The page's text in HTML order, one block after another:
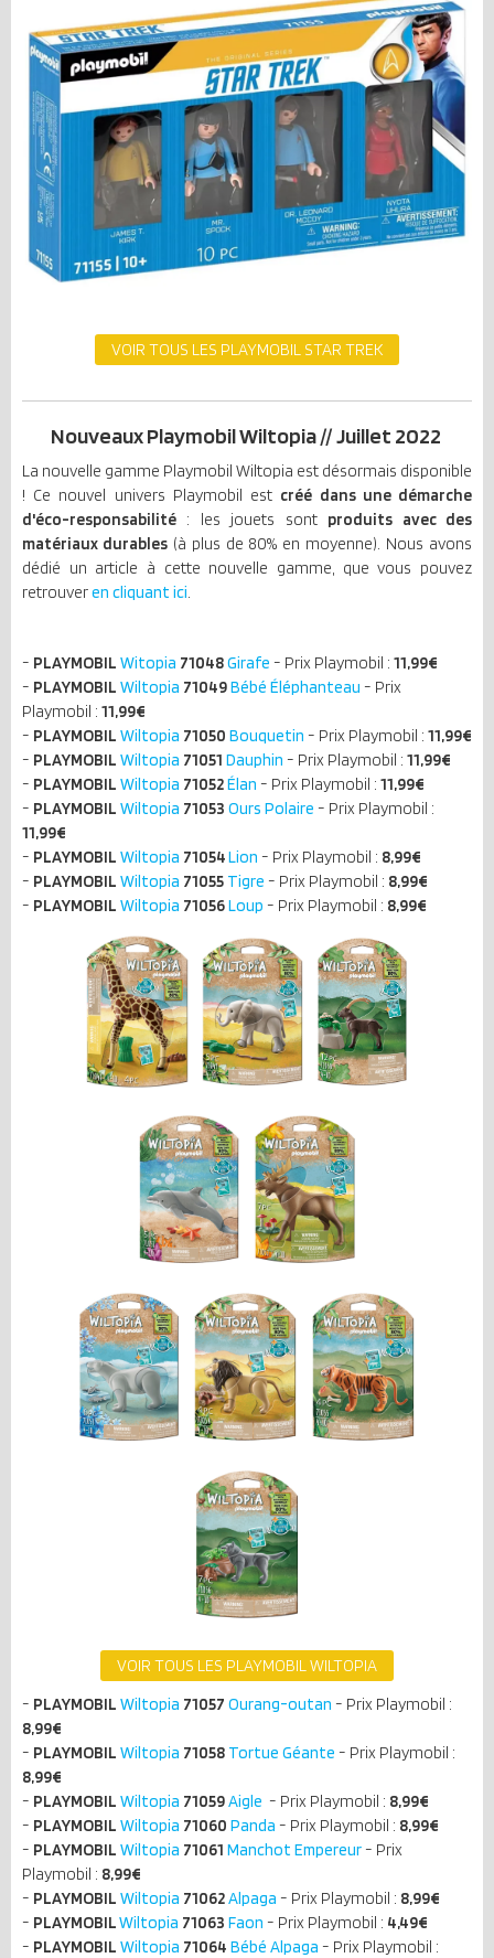
VOIR TOUS LES PLAYMOBIL STAR TREK
Nouveaux Playmobil Wiltopia // Juillet 2022
La nouvelle gamme Playmobil Wiltopia est désormais disponible
! Ce nouvel univers Playmobil est créé dans une démarche
d'éco-responsabilité : les jouets sont produits avec des
matériaux durables(à plus de 80% en moyenne). Nous avons
dédié un article à cette nouvelle gamme, que vous pouvez
retrouveren cliquant ici.
- PLAYMOBIL Witopia 71048Girafe - Prix Playmobil : 11,99€
- PLAYMOBIL Wiltopia 71049Bébé Éléphanteau - Prix
Playmobil : 11,99€
- PLAYMOBIL Wiltopia 71050 Bouquetin - Prix Playmobil : 11,99€
- PLAYMOBIL Wiltopia 71051 Dauphin - Prix Playmobil : 11,99€
- PLAYMOBIL Wiltopia 71052Élan - Prix Playmobil : 11,99€
- PLAYMOBIL Wiltopia 71053 Ours Polaire - Prix Playmobil :
11,99€
- PLAYMOBIL Wiltopia 71054Lion - Prix Playmobil : 8,99€
- PLAYMOBIL Wiltopia 71055 Tigre - Prix Playmobil : 8,99€
- PLAYMOBIL Wiltopia 71056Loup - Prix Playmobil : 8,99€
VOIR TOUS LES PLAYMOBIL WILTOPIA
- PLAYMOBIL Wiltopia 71057 Ourang-outan - Prix Playmobil :
8,99€
- PLAYMOBIL Wiltopia 71058 Tortue Géante - Prix Playmobil :
8,99€
- PLAYMOBIL Wiltopia 71059Aigle - Prix Playmobil : 8,99€
- PLAYMOBIL Wiltopia 71060 Panda - Prix Playmobil : 8,99€
- PLAYMOBIL Wiltopia 71061 Manchot Empereur - Prix
Playmobil : 8,99€
- PLAYMOBIL Wiltopia 71062Alpaga - Prix Playmobil : 8,99€
- PLAYMOBILWiltopia 71063 Faon - Prix Playmobil : 4,49€
- PLAYMOBIL Wiltopia 71064 Bébé Alpaga - Prix Playmobil :